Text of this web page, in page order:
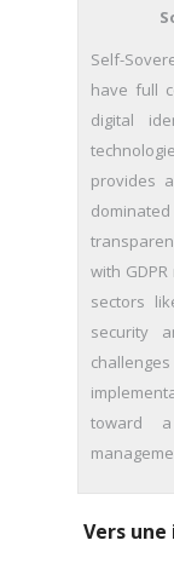
Self-
have full
digital
provides
with
sectors
security
toward
Vers